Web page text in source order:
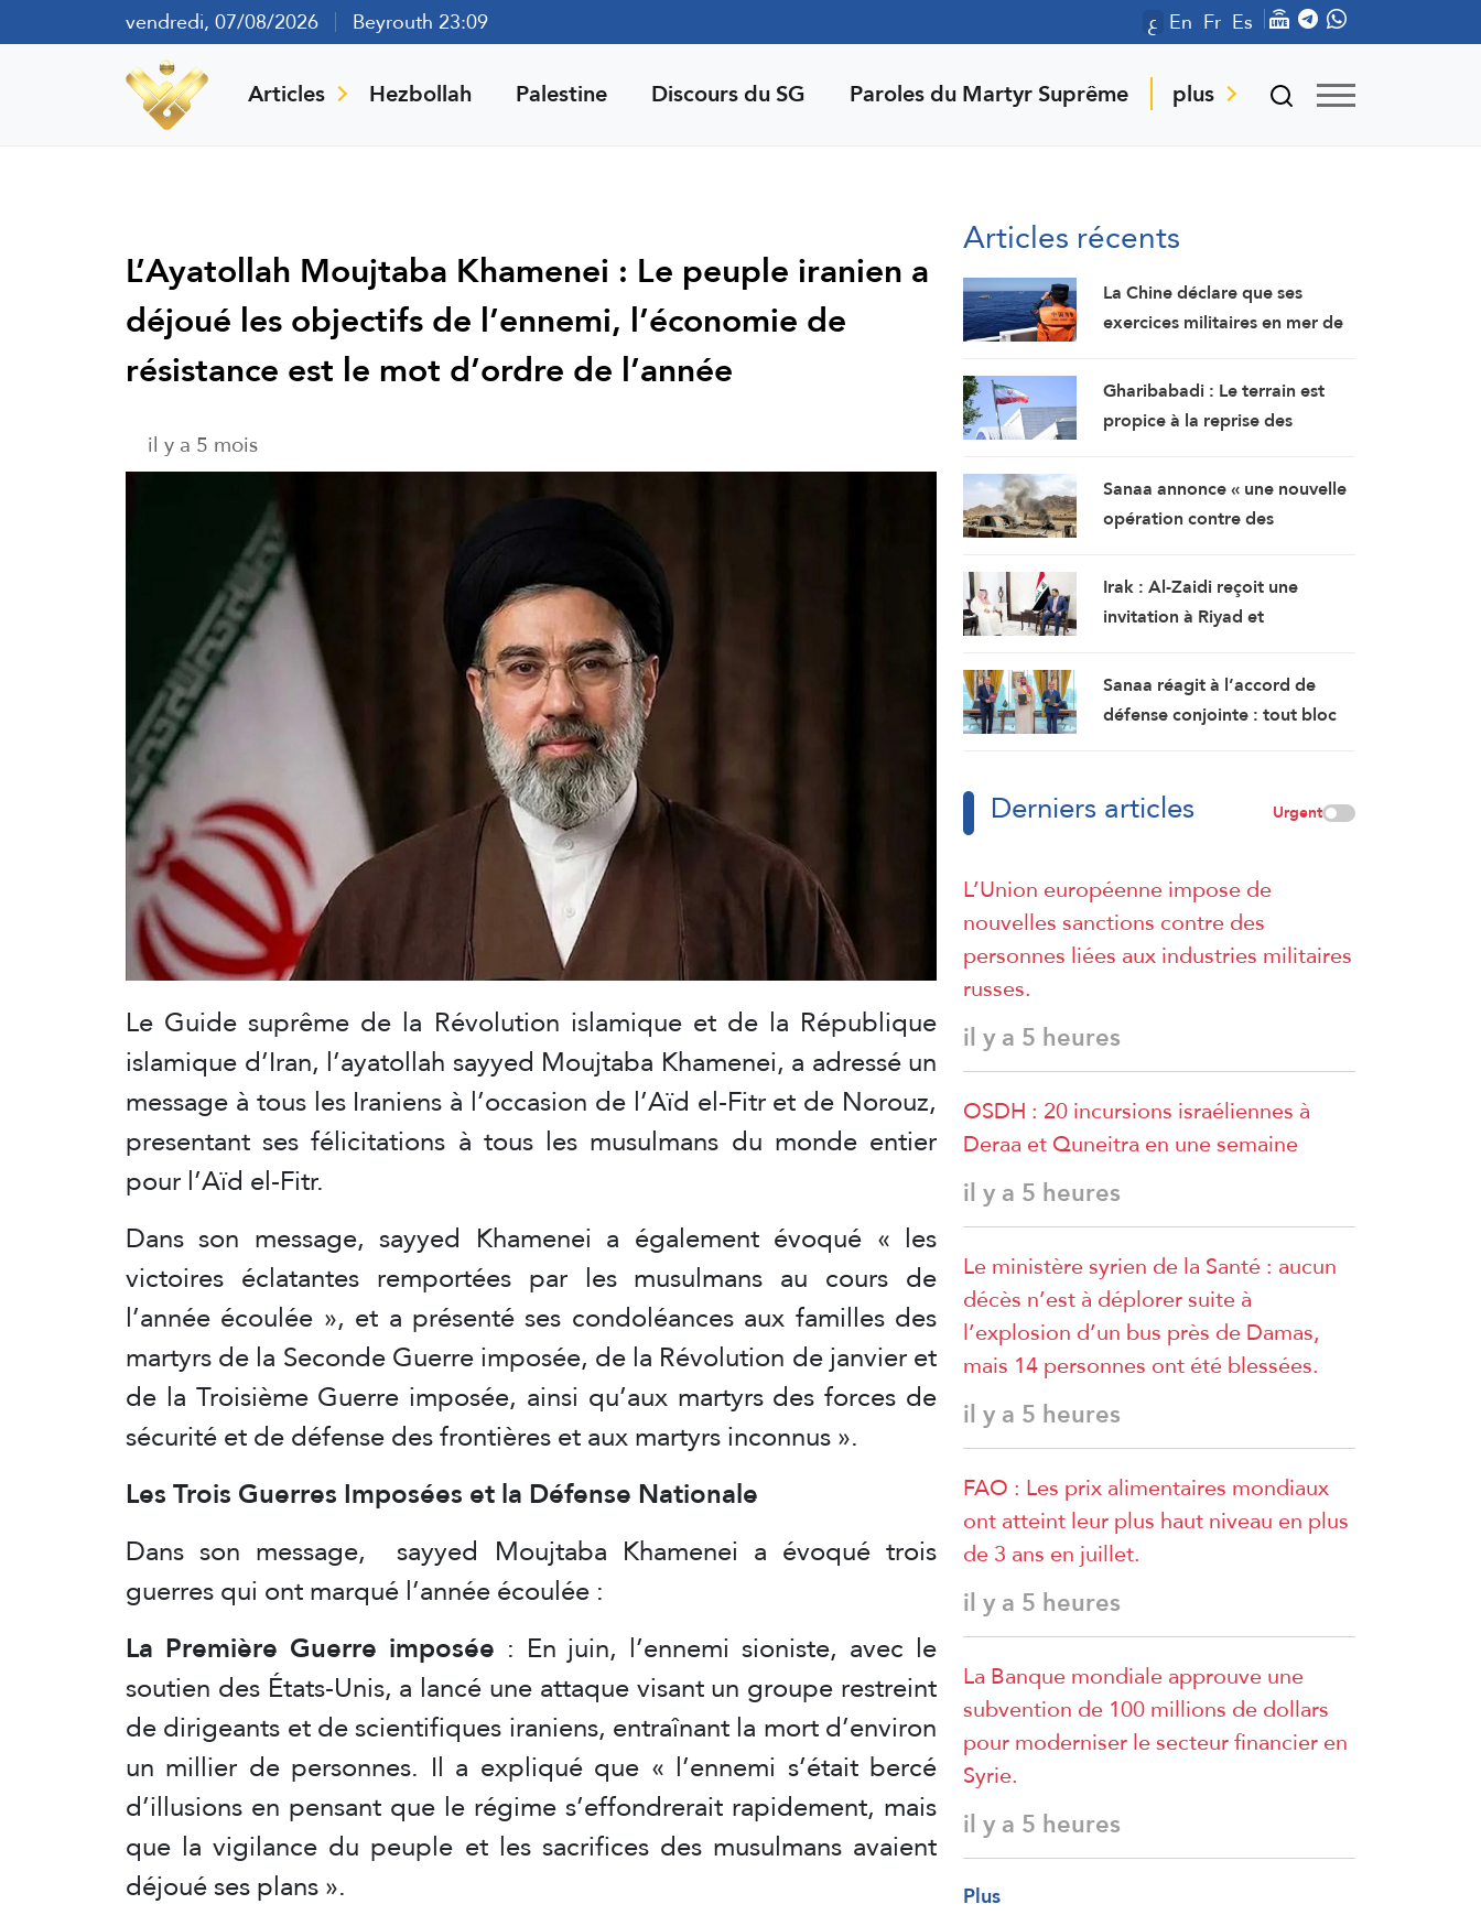
vendredi, 07/08/2026 Beyrouth 23:09 ع En Fr Es
Articles Hezbollah Palestine Discours du SG Paroles du Martyr Suprême plus
L’Ayatollah Moujtaba Khamenei : Le peuple iranien a
déjoué les objectifs de l’ennemi, l’économie de
résistance est le mot d’ordre de l’année
il y a 5 mois
Le Guide suprême de la Révolution islamique et de la République
islamique d’Iran, l’ayatollah sayyed Moujtaba Khamenei, a adressé un
message à tous les Iraniens à l’occasion de l’Aïd el-Fitr et de Norouz,
presentant ses félicitations à tous les musulmans du monde entier
pour l’Aïd el-Fitr.
Dans son message, sayyed Khamenei a également évoqué « les
victoires éclatantes remportées par les musulmans au cours de
l’année écoulée », et a présenté ses condoléances aux familles des
martyrs de la Seconde Guerre imposée, de la Révolution de janvier et
de la Troisième Guerre imposée, ainsi qu’aux martyrs des forces de
sécurité et de défense des frontières et aux martyrs inconnus ».
Les Trois Guerres Imposées et la Défense Nationale
Dans son message, sayyed Moujtaba Khamenei a évoqué trois
guerres qui ont marqué l’année écoulée :
La Première Guerre imposée : En juin, l’ennemi sioniste, avec le
soutien des États-Unis, a lancé une attaque visant un groupe restreint
de dirigeants et de scientifiques iraniens, entraînant la mort d’environ
un millier de personnes. Il a expliqué que « l’ennemi s’était bercé
d’illusions en pensant que le régime s’effondrerait rapidement, mais
que la vigilance du peuple et les sacrifices des musulmans avaient
déjoué ses plans ».
Articles récents
La Chine déclare que ses
exercices militaires en mer de
aux provocations des
Philippines
Gharibabadi : Le terrain est
propice à la reprise des
les États du Golfe
Sanaa annonce « une nouvelle
opération contre des
saoudiens à Marib »
Irak : Al-Zaidi reçoit une
invitation à Riyad et
services de renseignement
saoudiens
Sanaa réagit à l’accord de
défense conjointe : tout bloc
objectif est voué à l’échec
Derniers articles Urgent
L’Union européenne impose de
nouvelles sanctions contre des
personnes liées aux industries militaires
russes.
il y a 5 heures
OSDH : 20 incursions israéliennes à
Deraa et Quneitra en une semaine
il y a 5 heures
Le ministère syrien de la Santé : aucun
décès n’est à déplorer suite à
l’explosion d’un bus près de Damas,
mais 14 personnes ont été blessées.
il y a 5 heures
FAO : Les prix alimentaires mondiaux
ont atteint leur plus haut niveau en plus
de 3 ans en juillet.
il y a 5 heures
La Banque mondiale approuve une
subvention de 100 millions de dollars
pour moderniser le secteur financier en
Syrie.
il y a 5 heures
Plus